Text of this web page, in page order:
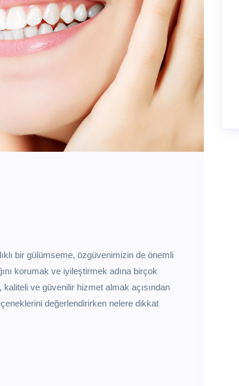
bir gülümseme, özgüvenimizin de önemli
korumak ve iyileştirmek adına birçok
ve güvenilir hizmet almak açısından
değerlendirirken nelere dikkat